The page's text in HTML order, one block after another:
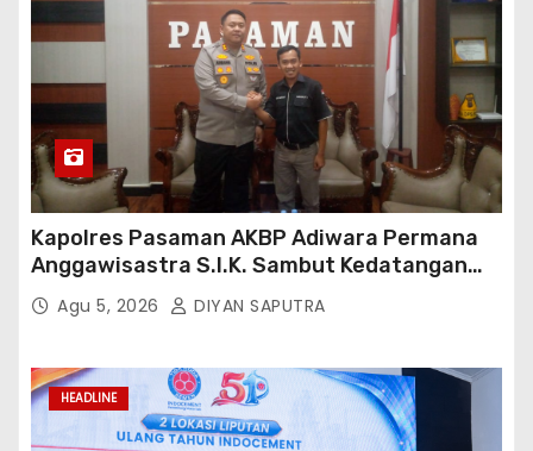
Kapolres Pasaman AKBP Adiwara Permana
Anggawisastra S.I.K. Sambut Kedatangan
Kepala Cakrawala Tv Sumatera Barat
Agu 5, 2026 DIYAN SAPUTRA
HEADLINE